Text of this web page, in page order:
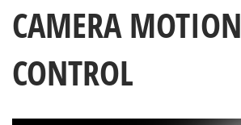
CAMERA MOTION
CONTROL